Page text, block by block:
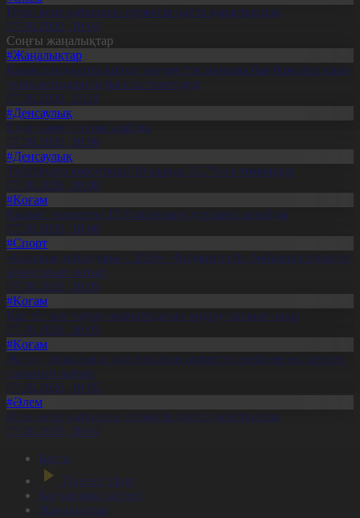
Иран кеме қатынасы ережесін қайта қарастырмақ
07.08.2026, 10:04
Соңғы жаңалықтар
#Жаңалықтар
Қазақстанда апта ішінде әлеуметтік маңызы бар бірқатар азық-
түлік өнімдерінің бағасы төмендеді
07.08.2026, 11:24
#Денсаулық
Елде нәресте өлімі азайды
07.08.2026, 10:08
#Денсаулық
Туберкулез көрсеткіші 10 жылда 51,7%-ға төмендеді
07.08.2026, 10:08
#Қоғам
Қызмет экспорты 12,8 миллиард долларға ұлғайды
07.08.2026, 10:06
#Спорт
«Болашақ ойындары – 2026»: Фиджитал-би бойынша үздіктер
анықталып жатыр
07.08.2026, 10:05
#Қоғам
Құс еті мен тауық жұмыртқасын өндіру қарқын алды
07.08.2026, 10:05
#Қоғам
Жетісу облысында қайтарылған активтер есебінен екі мектеп
салынып жатыр
07.08.2026, 10:05
#Әлем
Иран кеме қатынасы ережесін қайта қарастырмақ
07.08.2026, 10:04
Басты
Тікелей эфир
Бағдарлама кестесі
Жаңалықтар